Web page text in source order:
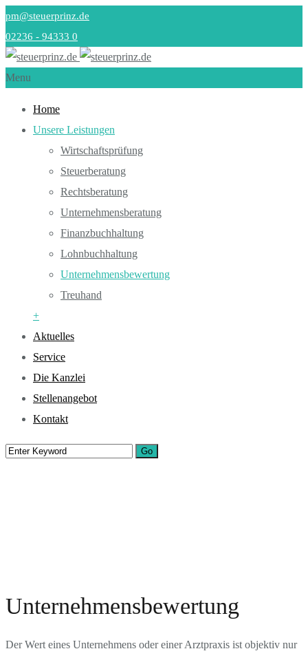
pm@steuerprinz.de
02236 - 94333 0
Menu
Home
Unsere Leistungen
Wirtschaftsprüfung
Steuerberatung
Rechtsberatung
Unternehmensberatung
Finanzbuchhaltung
Lohnbuchhaltung
Unternehmensbewertung
Treuhand
+
Aktuelles
Service
Die Kanzlei
Stellenangebot
Kontakt
Unternehmensbewertung
Der Wert eines Unternehmens oder einer Arztpraxis ist objektiv nur